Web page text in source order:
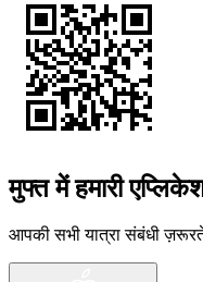
मुफ्त में हमारी
आपकी सभी यात्रा संबंधी